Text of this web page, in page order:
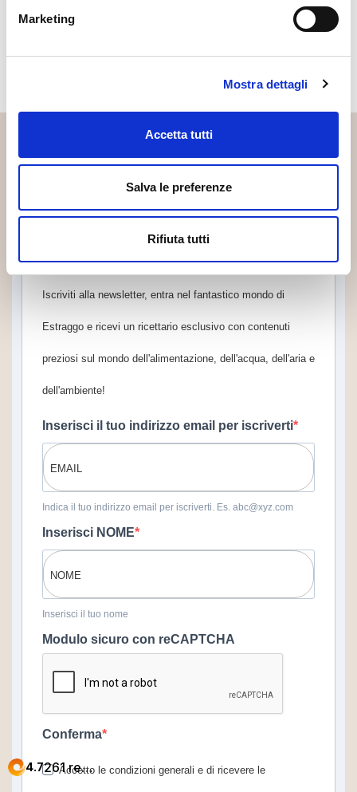
Marketing
Mostra dettagli
Accetta tutti
Salva le preferenze
Rifiuta tutti
1200, 1900 € and more, which one to choose? And
Receive a free recipe book
of the Estraggo world
Iscriviti alla newsletter, entra nel fantastico mondo di
Estraggo e ricevi un ricettario esclusivo con contenuti
preziosi sul mondo dell'alimentazione, dell'acqua, dell'aria e
dell'ambiente!
Inserisci il tuo indirizzo email per iscriverti
Indica il tuo indirizzo email per iscriverti. Es. abc@xyz.com
Inserisci NOME
Inserisci il tuo nome
Modulo sicuro con reCAPTCHA
Conferma
Accetto le condizioni generali e di ricevere le